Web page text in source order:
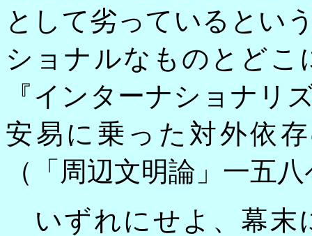
として劣っているとい
ショナルなものとどこ
『インターナショナリ
安易に乗った対外依
（「周辺文明論」一五
いずれにせよ、幕末